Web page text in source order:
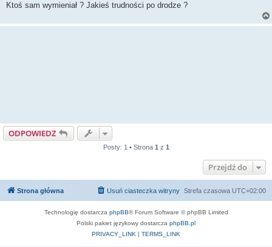
Ktoś sam wymieniał ? Jakieś trudności po drodze ?
ODPOWIEDZ
Posty: 1 • Strona 1 z 1
Przejdź do
Strona główna Strefa czasowa UTC+02:00
Usuń ciasteczka witryny
Technologię dostarcza phpBB® Forum Software © phpBB Limited
Polski pakiet językowy dostarcza phpBB.pl
PRIVACY_LINK | TERMS_LINK